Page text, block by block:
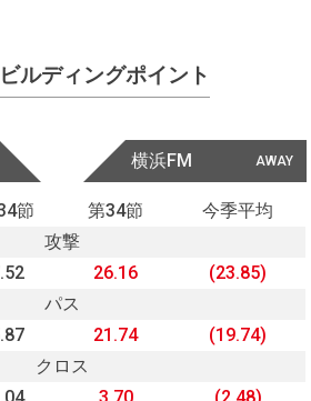
ルディングポイント
AWAY
横浜FM
節 第34節
今季平均
攻撃
26.16
(23.85)
パス
21.74
(19.74)
クロス